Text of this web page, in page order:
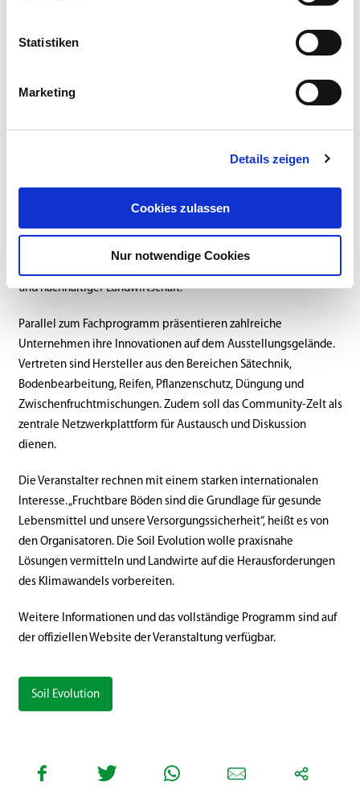
Statistiken
Marketing
Details zeigen
Cookies zulassen
Nur notwendige Cookies
Humusmanagement, Wasserkreislauf, Pflanzengesundheit,
Ergänzt wird das Fachprogramm durch praktische Workshops zu
und Wasserqualität im Pflanzenschutz.
Besonders international präsentiert sich die diesjährige
Ausgabe durch die Mehrsprachigkeit der Veranstaltung. Erstmals
werden sämtliche Vorträge simultan übersetzt, um auch
französischsprachige Fachbesucher und Referenten stärker
und nachhaltiger Landwirtschaft.
Parallel zum Fachprogramm präsentieren zahlreiche
Unternehmen ihre Innovationen auf dem Ausstellungsgelände.
Vertreten sind Hersteller aus den Bereichen Sätechnik,
Bodenbearbeitung, Reifen, Pflanzenschutz, Düngung und
Zwischenfruchtmischungen. Zudem soll das Community-Zelt als
zentrale Netzwerkplattform für Austausch und Diskussion
dienen.
Die Veranstalter rechnen mit einem starken internationalen
Interesse. „Fruchtbare Böden sind die Grundlage für gesunde
Lebensmittel und unsere Versorgungssicherheit“, heißt es von
den Organisatoren. Die Soil Evolution wolle praxisnahe
Lösungen vermitteln und Landwirte auf die Herausforderungen
des Klimawandels vorbereiten.
Weitere Informationen und das vollständige Programm sind auf
der offiziellen Website der Veranstaltung verfügbar.
Soil Evolution